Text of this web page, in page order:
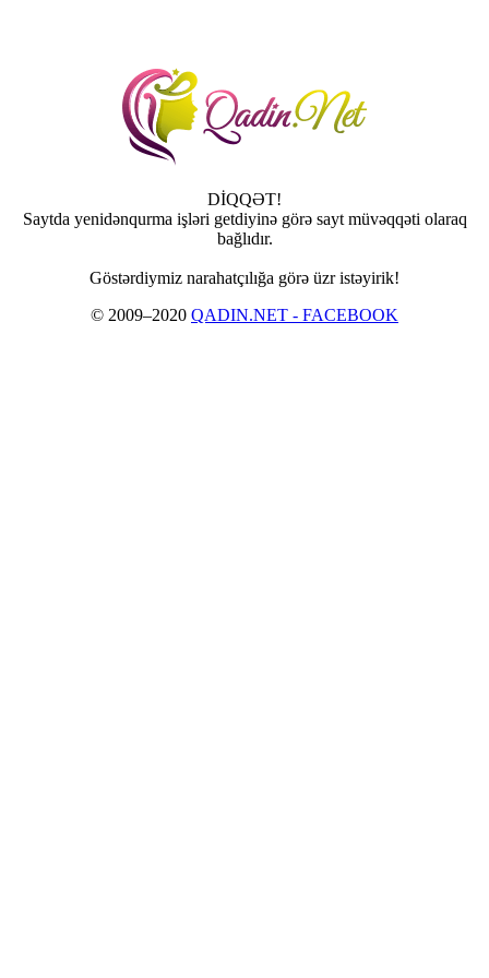
DİQQƏT!
Saytda yenidənqurma işləri getdiyinə görə sayt müvəqqəti olaraq
bağlıdır.
Göstərdiymiz narahatçılığa görə üzr istəyirik!
© 2009–2020 QADIN.NET - FACEBOOK